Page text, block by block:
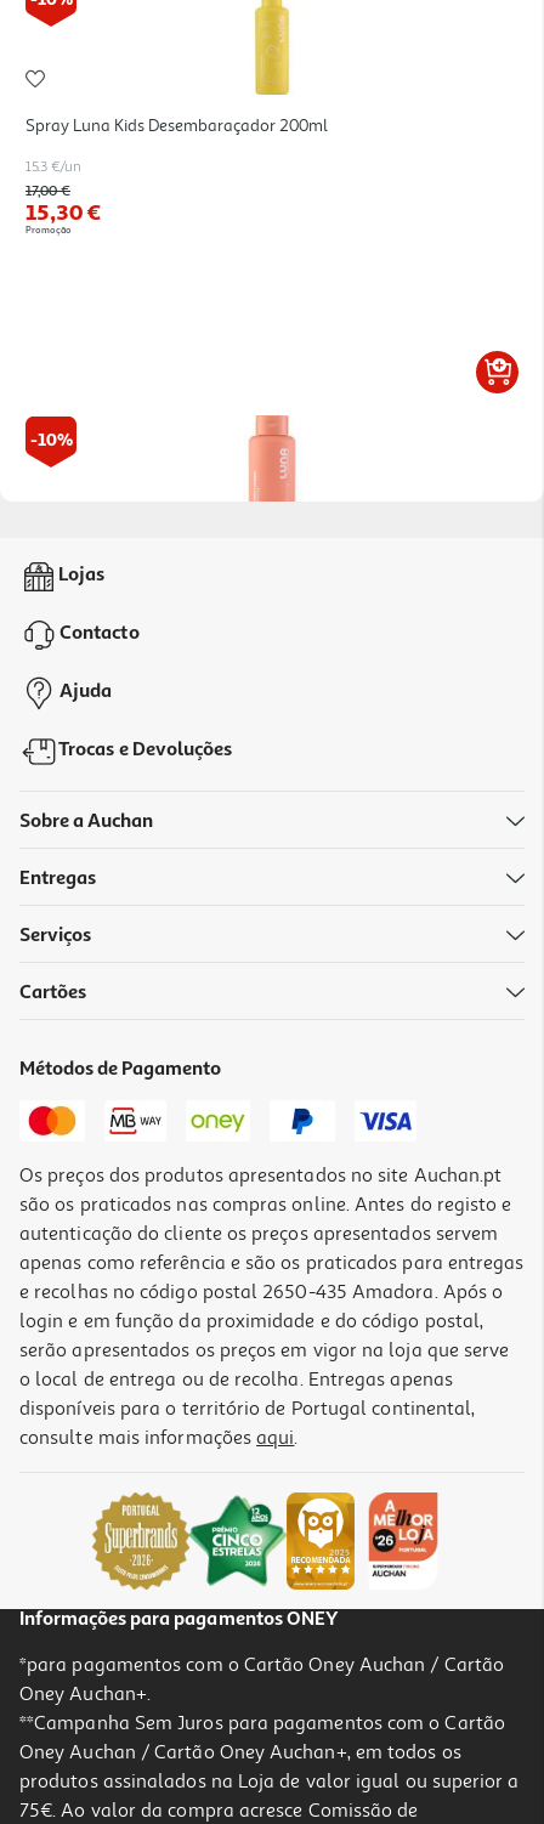
Spray Luna Kids Desembaraçador 200ml
15.3 €/un
Price reduced from
17,00 €to
15,30 €
Promoção
-10%
Condicionador Luna Repair 300ml
Price reduced from
16,00 €to
14,40 €
-10%
Price reduced from
6,00 €to
Promoção
-10%
Tratamento Luna Espessante 200ml
Price reduced from
18,00 €
-10%
Lojas
Contacto
Ajuda
Trocas e Devoluções
Sobre a Auchan
Entregas
Serviços
Cartões
Métodos de Pagamento
Os preços dos produtos apresentados no site Auchan.pt
são os praticados nas compras online. Antes do registo e
autenticação do cliente os preços apresentados servem
apenas como referência e são os praticados para entregas
e recolhas no código postal 2650-435 Amadora. Após o
login e em função da proximidade e do código postal,
serão apresentados os preços em vigor na loja que serve
o local de entrega ou de recolha. Entregas apenas
disponíveis para o território de Portugal continental,
consulte mais informaçõesaqui.
Informações para pagamentos ONEY
*para pagamentos com o Cartão Oney Auchan / Cartão
Oney Auchan+.
**Campanha Sem Juros para pagamentos com o Cartão
Oney Auchan / Cartão Oney Auchan+, em todos os
produtos assinalados na Loja de valor igual ou superior a
75€. Ao valor da compra acresce Comissão de